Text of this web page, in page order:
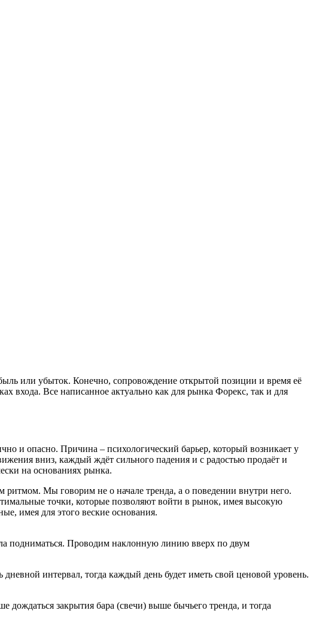
или убыток. Конечно, сопровождение открытой позиции и время её
входа. Все написанное актуально как для рынка Форекс, так и для
и опасно. Причина – психологический барьер, который возникает у
вниз, каждый ждёт сильного падения и с радостью продаёт и
на основаниях рынка.
Мы говорим не о начале тренда, а о поведении внутри него.
точки, которые позволяют войти в рынок, имея высокую
имея для этого веские основания.
подниматься. Проводим наклонную линию вверх по двум
интервал, тогда каждый день будет иметь свой ценовой уровень.
закрытия бара (свечи) выше бычьего тренда, и тогда